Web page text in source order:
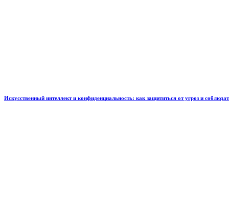
Искусственный интеллект и конфиденциальность: как защититься от угроз и